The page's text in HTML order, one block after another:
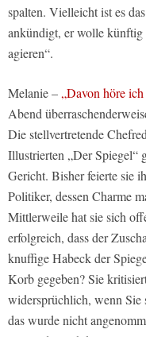
spalten. Vielleicht ist es
ankündigt, er wolle künftig
agieren“.
Melanie – „Davon höre
Abend
Die stellvertretende
Illustrierten „Der Spiegel“
Gericht. Bisher feierte sie
Politiker, dessen Charme
Mittlerweile hat sie sich
erfolgreich, dass der
knuffige Habeck der
Korb gegeben? Sie
widersprüchlich, wenn Sie
das wurde nicht